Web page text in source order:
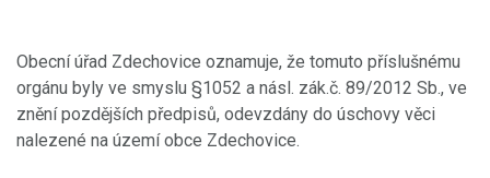
Obecní úřad Zdechovice oznamuje, že tomuto příslušnému
orgánu byly ve smyslu §1052 a násl. zák.č. 89/2012 Sb., ve
znění pozdějších předpisů, odevzdány do úschovy věci
nalezené na území obce Zdechovice.